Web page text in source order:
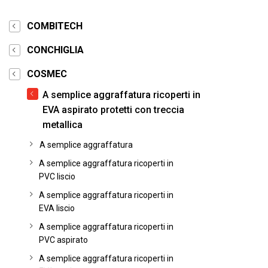
COMBITECH
CONCHIGLIA
COSMEC
A semplice aggraffatura ricoperti in
EVA aspirato protetti con treccia
metallica
A semplice aggraffatura
A semplice aggraffatura ricoperti in
PVC liscio
A semplice aggraffatura ricoperti in
EVA liscio
A semplice aggraffatura ricoperti in
PVC aspirato
A semplice aggraffatura ricoperti in